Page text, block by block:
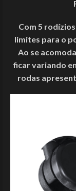
Com 5
limites para o
Ao se
ficar variando
rodas